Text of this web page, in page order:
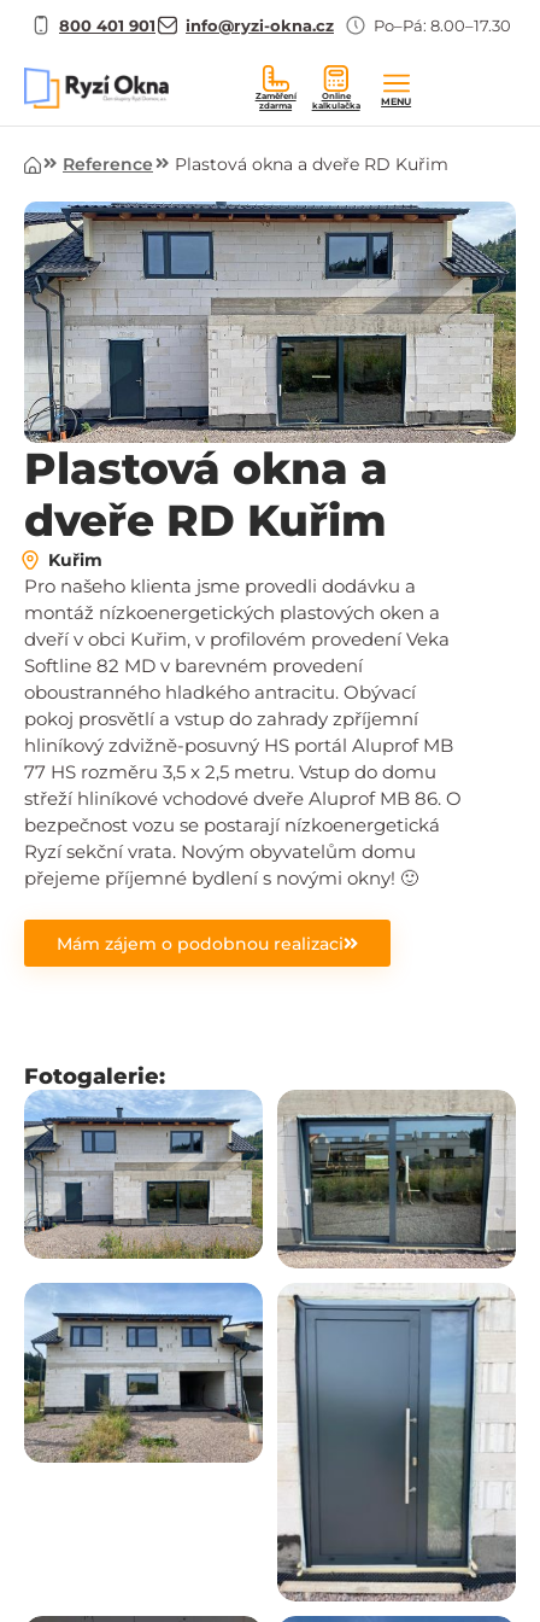
800 401 901 info@ryzi-okna.cz Po–Pá: 8.00–17.30
Zaměření
zdarma
Online
kalkulačka
MENU
ÚvodReference Plastová okna a dveře RD Kuřim
Plastová okna a
dveře RD Kuřim
Kuřim
Pro našeho klienta jsme provedli dodávku a
montáž nízkoenergetických plastových oken a
dveří v obci Kuřim, v profilovém provedení Veka
Softline 82 MD v barevném provedení
oboustranného hladkého antracitu. Obývací
pokoj prosvětlí a vstup do zahrady zpříjemní
hliníkový zdvižně-posuvný HS portál Aluprof MB
77 HS rozměru 3,5 x 2,5 metru. Vstup do domu
střeží hliníkové vchodové dveře Aluprof MB 86. O
bezpečnost vozu se postarají nízkoenergetická
Ryzí sekční vrata. Novým obyvatelům domu
přejeme příjemné bydlení s novými okny! 🙂
Mám zájem o podobnou realizaci
Fotogalerie: